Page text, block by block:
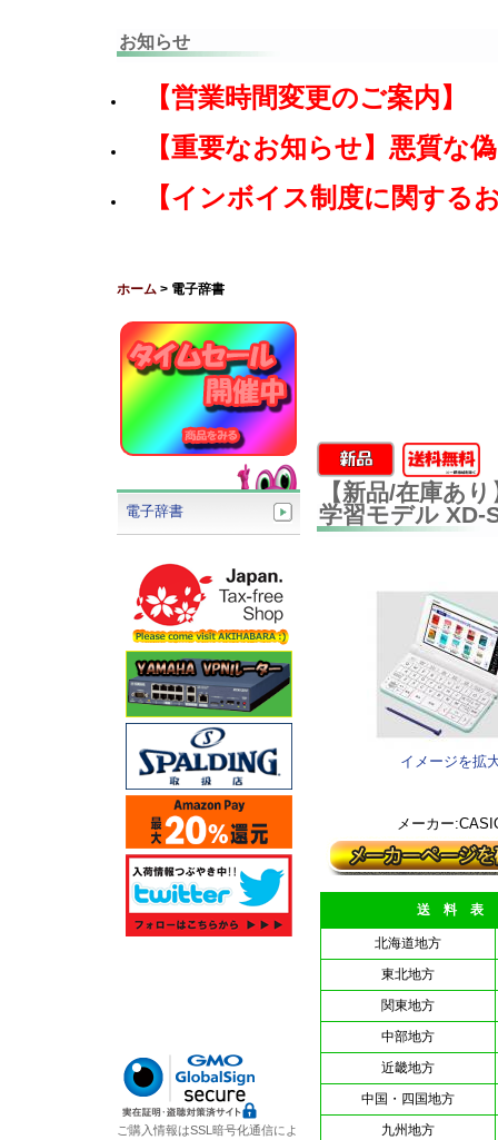
お知らせ
【営業時間変更のご案内】
【重要なお知らせ】悪質な
【インボイス制度に関する
ホーム > 電子辞書
【新品/在庫あ
学習モデル XD-
イメージを拡
メーカー
送 料 表
北海道地方
東北地方
関東地方
中部地方
近畿地方
中国・四国地方
九州地方
電子辞書
ご購入情報はSSL暗号化通信によ